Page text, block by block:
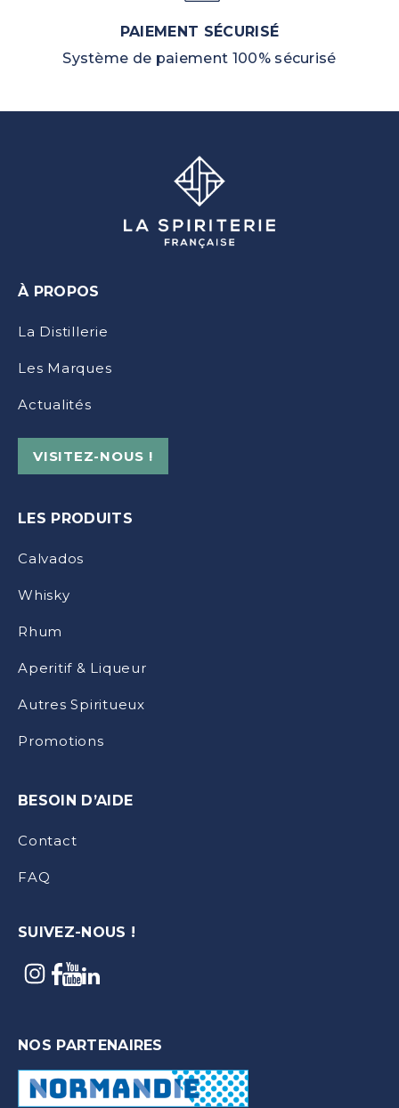
PAIEMENT SÉCURISÉ
Système de paiement 100% sécurisé
À PROPOS
La Distillerie
Les Marques
Actualités
VISITEZ-NOUS !
LES PRODUITS
Calvados
Whisky
Rhum
Aperitif & Liqueur
Autres Spiritueux
Promotions
BESOIN D’AIDE
Contact
FAQ
SUIVEZ-NOUS !
NOS PARTENAIRES